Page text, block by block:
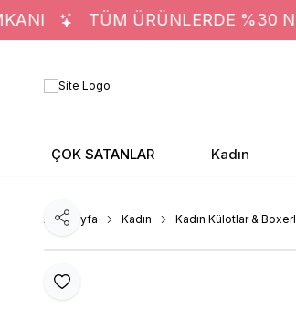
TÜM ÜRÜNLERDE %30
ÇOK SATANLAR Kadın
Ana Sayfa Kadın Kadın Külotlar &
Favoriye Ekle
Paylaş